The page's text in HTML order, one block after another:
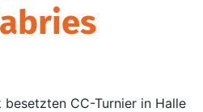
CC-Turnier in Halle